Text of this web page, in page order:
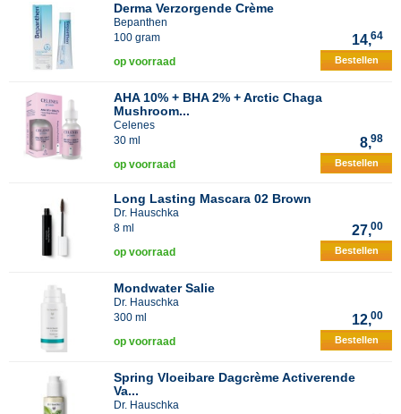
Derma Verzorgende Crème
Bepanthen
100 gram
14,64
op voorraad Bestellen
AHA 10% + BHA 2% + Arctic Chaga
Mushroom...
Celenes
30 ml
8,98
op voorraad Bestellen
Long Lasting Mascara 02 Brown
Dr. Hauschka
8 ml
27,00
op voorraad Bestellen
Mondwater Salie
Dr. Hauschka
300 ml
12,00
op voorraad Bestellen
Spring Vloeibare Dagcrème Activerende
Va...
Dr. Hauschka